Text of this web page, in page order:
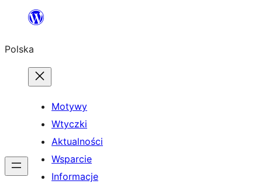
Przejdź
treści
Polska
Motywy
Wtyczki
Aktualności
Wsparcie
Informacje